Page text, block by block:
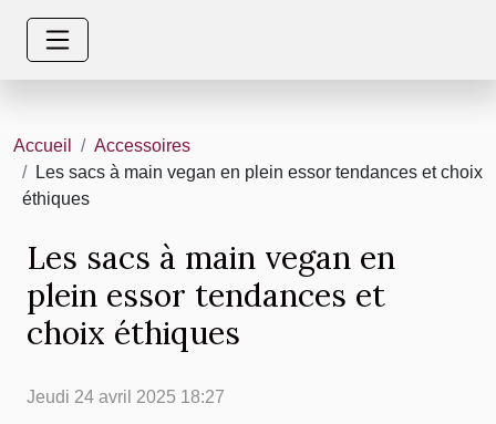
Accueil
Accessoires
Les sacs à main vegan en plein essor tendances et choix
éthiques
Les sacs à main vegan en
plein essor tendances et
choix éthiques
Jeudi 24 avril 2025 18:27